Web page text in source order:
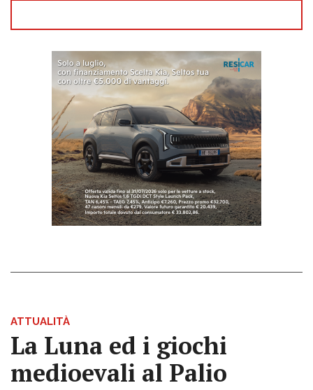
ATTUALITÀ
La Luna ed i giochi
medioevali al Palio